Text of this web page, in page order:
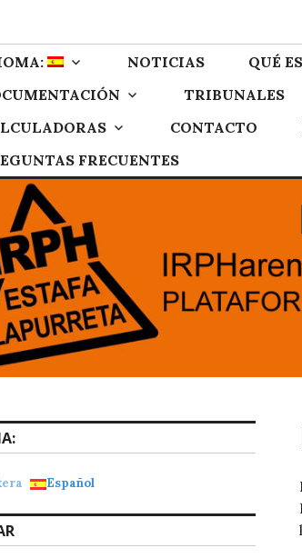
StopNOTICIAS QUÉ
TRIBUNALES
CONTACTO
FRECUENTES
Español